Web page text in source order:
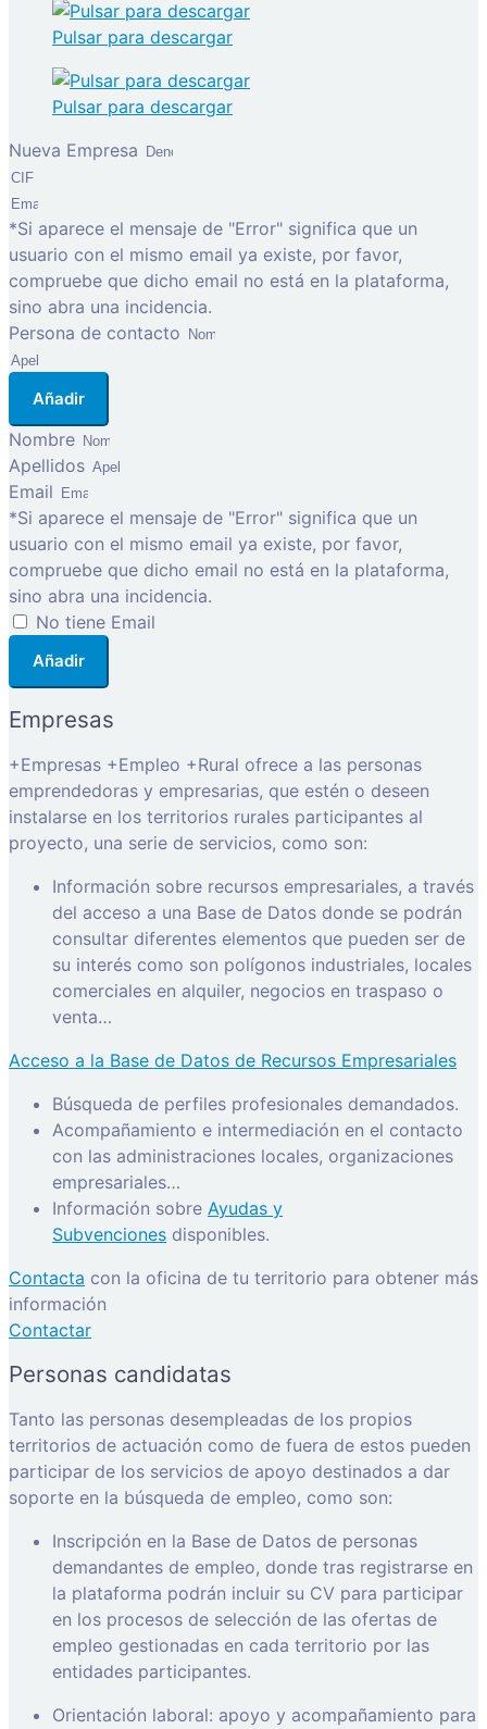
Pulsar para descargar
Pulsar para descargar
Nueva Empresa
*Si aparece el mensaje de "Error" significa que un
usuario con el mismo email ya existe, por favor,
compruebe que dicho email no está en la plataforma,
sino abra una incidencia.
Persona de contacto
Añadir
Nombre
Apellidos
Email
*Si aparece el mensaje de "Error" significa que un
usuario con el mismo email ya existe, por favor,
compruebe que dicho email no está en la plataforma,
sino abra una incidencia.
No tiene Email
Añadir
Empresas
+Empresas +Empleo +Rural ofrece a las personas
emprendedoras y empresarias, que estén o deseen
instalarse en los territorios rurales participantes al
proyecto, una serie de servicios, como son:
Información sobre recursos empresariales, a través
del acceso a una Base de Datos donde se podrán
consultar diferentes elementos que pueden ser de
su interés como son polígonos industriales, locales
comerciales en alquiler, negocios en traspaso o
venta…
Acceso a la Base de Datos de Recursos Empresariales
Búsqueda de perfiles profesionales demandados.
Acompañamiento e intermediación en el contacto
con las administraciones locales, organizaciones
empresariales…
Información sobre Ayudas y
Subvenciones disponibles.
Contacta con la oficina de tu territorio para obtener más
información
Contactar
Personas candidatas
Tanto las personas desempleadas de los propios
territorios de actuación como de fuera de estos pueden
participar de los servicios de apoyo destinados a dar
soporte en la búsqueda de empleo, como son:
Inscripción en la Base de Datos de personas
demandantes de empleo, donde tras registrarse en
la plataforma podrán incluir su CV para participar
en los procesos de selección de las ofertas de
empleo gestionadas en cada territorio por las
entidades participantes.
Orientación laboral: apoyo y acompañamiento para